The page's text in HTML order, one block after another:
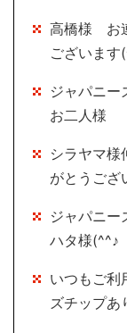
高橋様 お
ございます
ジャパニー
お二人様
シラヤマ様
がとうござ
ジャパニー
ハタ様(^^♪
いつもご
ズチップあ